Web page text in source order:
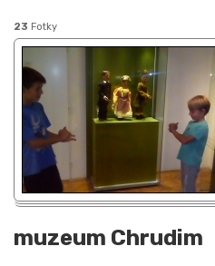
23 Fotky
muzeum Chrudim